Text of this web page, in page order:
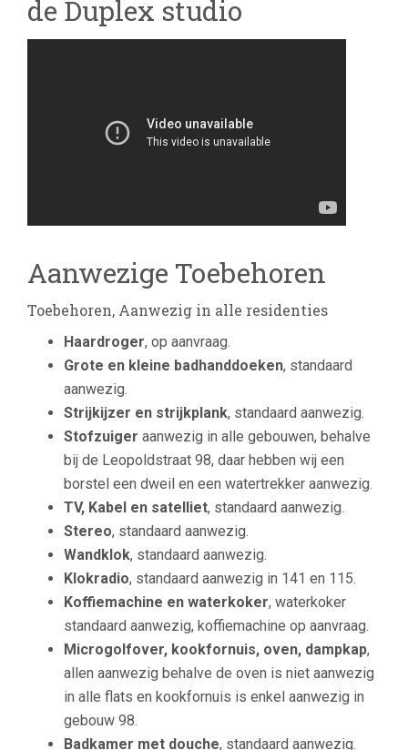
de Duplex studio
Aanwezige Toebehoren
Toebehoren, Aanwezig in alle residenties
Haardroger, op aanvraag.
Grote en kleine badhanddoeken, standaard
aanwezig.
Strijkijzer en strijkplank, standaard aanwezig.
Stofzuiger aanwezig in alle gebouwen, behalve
bij de Leopoldstraat 98, daar hebben wij een
borstel een dweil en een watertrekker aanwezig.
TV, Kabel en satelliet, standaard aanwezig.
Stereo, standaard aanwezig.
Wandklok, standaard aanwezig.
Klokradio, standaard aanwezig in 141 en 115.
Koffiemachine en waterkoker, waterkoker
standaard aanwezig, koffiemachine op aanvraag.
Microgolfover, kookfornuis, oven, dampkap,
allen aanwezig behalve de oven is niet aanwezig
in alle flats en kookfornuis is enkel aanwezig in
gebouw 98.
Badkamer met douche, standaard aanwezig.